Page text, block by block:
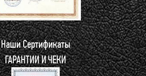
Наши Сертификаты
ГАРАНТИИ И ЧЕКИ